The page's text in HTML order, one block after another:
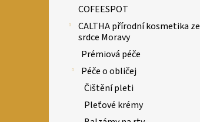
COFEESPOT
CALTHA přírodní kosmetika ze
srdce Moravy
Prémiová péče
Péče o obličej
Čištění pleti
Pleťové krémy